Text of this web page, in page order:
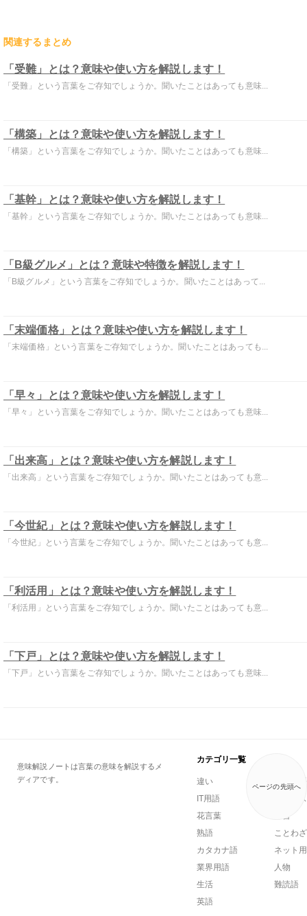
関連するまとめ
「受難」とは？意味や使い方を解説します！
「受難」という言葉をご存知でしょうか。聞いたことはあっても意味...
「構築」とは？意味や使い方を解説します！
「構築」という言葉をご存知でしょうか。聞いたことはあっても意味...
「基幹」とは？意味や使い方を解説します！
「基幹」という言葉をご存知でしょうか。聞いたことはあっても意味...
「B級グルメ」とは？意味や特徴を解説します！
「B級グルメ」という言葉をご存知でしょうか。聞いたことはあって...
「末端価格」とは？意味や使い方を解説します！
「末端価格」という言葉をご存知でしょうか。聞いたことはあっても...
「早々」とは？意味や使い方を解説します！
「早々」という言葉をご存知でしょうか。聞いたことはあっても意味...
「出来高」とは？意味や使い方を解説します！
「出来高」という言葉をご存知でしょうか。聞いたことはあっても意...
「今世紀」とは？意味や使い方を解説します！
「今世紀」という言葉をご存知でしょうか。聞いたことはあっても意...
「利活用」とは？意味や使い方を解説します！
「利活用」という言葉をご存知でしょうか。聞いたことはあっても意...
「下戸」とは？意味や使い方を解説します！
「下戸」という言葉をご存知でしょうか。聞いたことはあっても意味...
ページの先頭へ
意味解説ノートは言葉の意味を解説するメ
ディアです。
カテゴリ一覧
違い
一般用語
IT用語
ビジネ
花言葉
方言
熟語
ことわ
カタカナ語
ネット
業界用語
人物
生活
難読語
英語